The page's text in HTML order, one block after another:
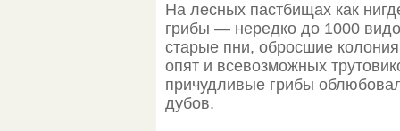
На лесных пастбищах как
грибы — нередко до 1000
старые пни, обросшие
опят и всевозможных
причудливые грибы
дубов.